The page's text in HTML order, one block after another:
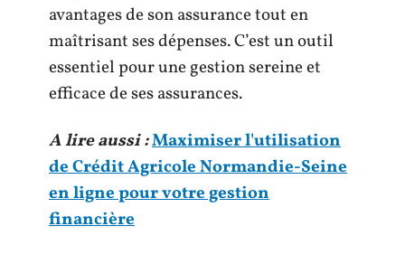
avantages de son assurance tout en
maîtrisant ses dépenses. C’est un outil
essentiel pour une gestion sereine et
efficace de ses assurances.
A lire aussi :Maximiser l'utilisation
de Crédit Agricole Normandie-Seine
en ligne pour votre gestion
financière